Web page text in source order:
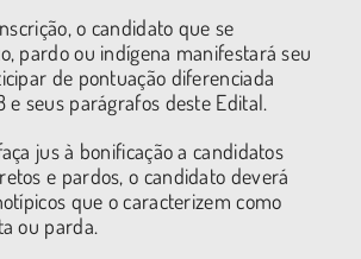
o candidato que se
pardo ou indígena manifestará seu
de pontuação diferenciada
seus parágrafos deste Edital.
jus à bonificação a candidatos
e pardos, o candidato deverá
que o caracterizem como
ou parda.